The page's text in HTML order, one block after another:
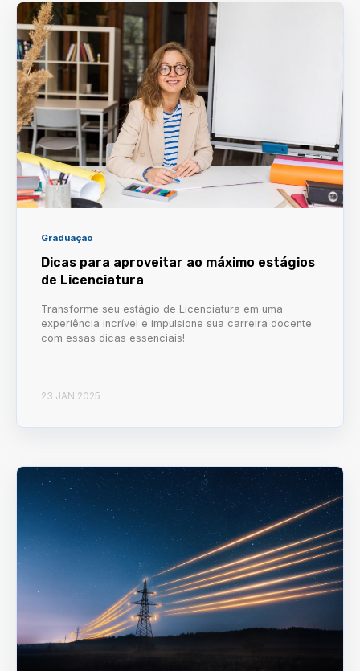
Graduação
Dicas para aproveitar ao máximo estágios
de Licenciatura
Transforme seu estágio de Licenciatura em uma
experiência incrível e impulsione sua carreira docente
com essas dicas essenciais!
23 JAN 2025